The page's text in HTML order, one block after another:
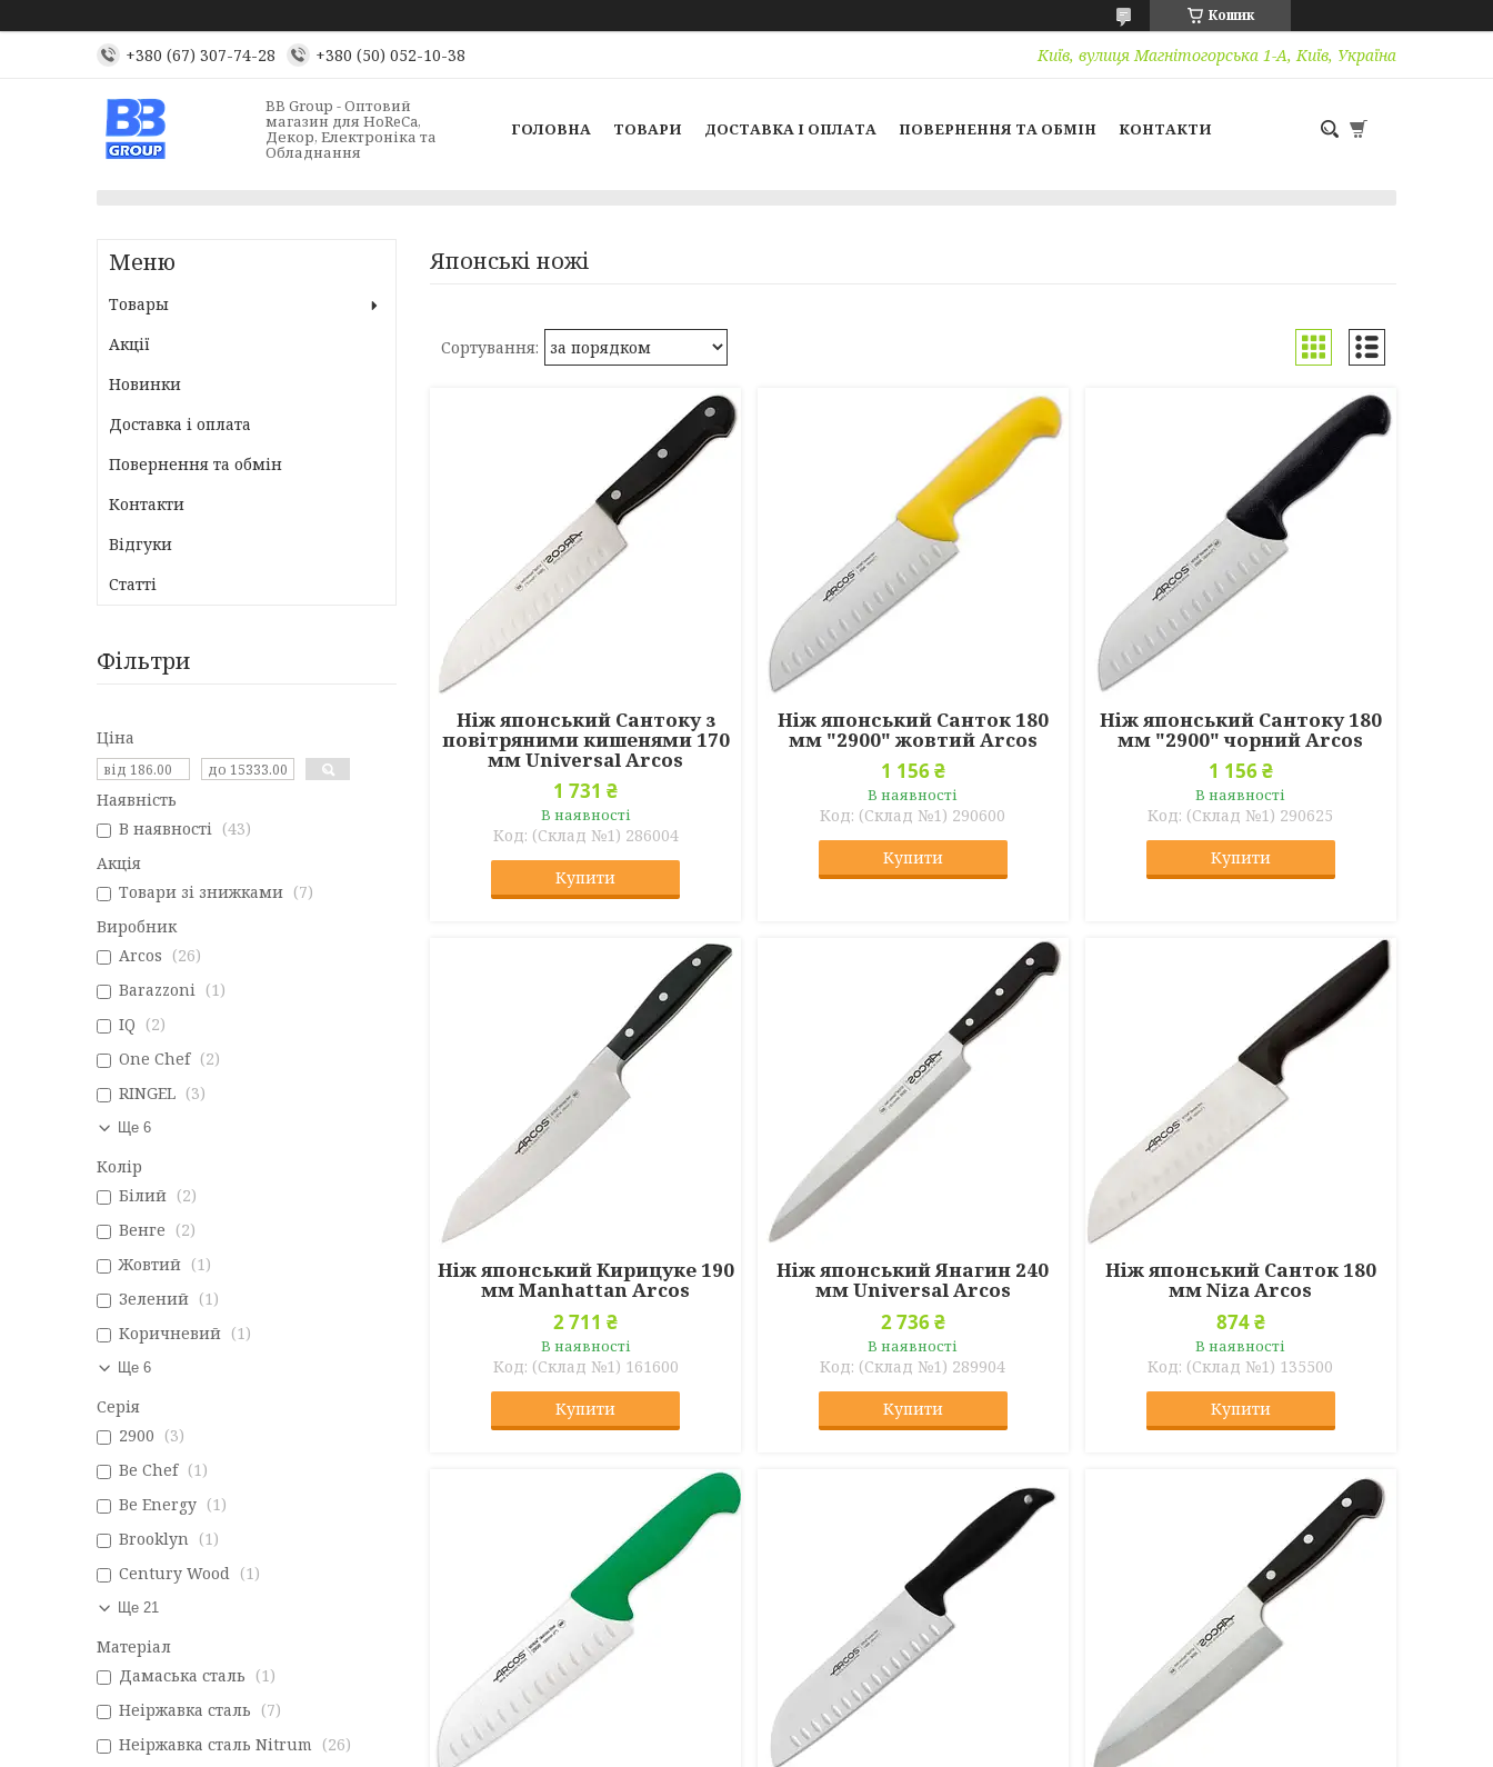
Кошик
+380 (67) 307-74-28 +380 (50) 052-10-38 Київ, вулиця Магнітогорська 1-А, Київ, Україна
BB Group - Оптовий
магазин для HoReCa,
Декор, Електроніка та
Обладнання
ГОЛОВНА ТОВАРИ ДОСТАВКА І ОПЛАТА ПОВЕРНЕННЯ ТА ОБМІН КОНТАКТИ
Японські ножі
Ніж японський Сантоку з
повітряними кишенями 170
мм Universal Arcos
1 731 ₴
В наявності
(Склад №1) 286004
Купити
Ніж японський Санток 180
мм "2900" жовтий Arcos
1 156 ₴
В наявності
(Склад №1) 290600
Купити
Ніж японський Сантоку 180
мм "2900" чорний Arcos
1 156 ₴
В наявності
(Склад №1) 290625
Купити
Ніж японський Кирицуке 190
мм Manhattan Arcos
2 711 ₴
В наявності
(Склад №1) 161600
Купити
Ніж японський Янагин 240
мм Universal Arcos
2 736 ₴
В наявності
(Склад №1) 289904
Купити
Ніж японський Санток 180
мм Niza Arcos
874 ₴
В наявності
(Склад №1) 135500
Купити
Товары
Акції
Новинки
Доставка і оплата
Повернення та обмін
Контакти
Відгуки
Статті
Фільтри
Ціна
Наявність
В наявності
43
Акція
Товари зі знижками
7
Виробник
Arcos
26
Barazzoni
1
IQ
2
One Chef
2
RINGEL
3
Ще 6
Колір
Білий
2
Венге
2
Жовтий
1
Зелений
1
Коричневий
1
Ще 6
Серія
2900
3
Be Chef
1
Be Energy
1
Brooklyn
1
Century Wood
1
Ще 21
Матеріал
Дамаська сталь
1
Неіржавка сталь
7
Неіржавка сталь Nitrum
26